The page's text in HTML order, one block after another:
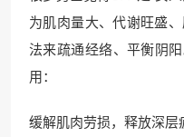
为肌肉量大、代谢旺盛
法来疏通经络、平衡阴
用：
缓解肌肉劳损，释放深层